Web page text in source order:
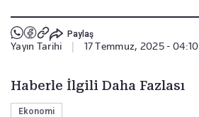
Paylaş
Yayın Tarihi 17 Temmuz, 2025 - 04:10
Haberle İlgili Daha Fazlası
Ekonomi